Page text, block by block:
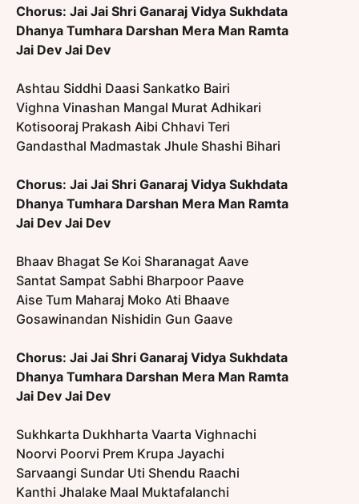
Chorus: Jai Jai Shri Ganaraj Vidya Sukhdata
Dhanya Tumhara Darshan Mera Man Ramta
Jai Dev Jai Dev
Ashtau Siddhi Daasi Sankatko Bairi
Vighna Vinashan Mangal Murat Adhikari
Kotisooraj Prakash Aibi Chhavi Teri
Gandasthal Madmastak Jhule Shashi Bihari
Chorus: Jai Jai Shri Ganaraj Vidya Sukhdata
Dhanya Tumhara Darshan Mera Man Ramta
Jai Dev Jai Dev
Bhaav Bhagat Se Koi Sharanagat Aave
Santat Sampat Sabhi Bharpoor Paave
Aise Tum Maharaj Moko Ati Bhaave
Gosawinandan Nishidin Gun Gaave
Chorus: Jai Jai Shri Ganaraj Vidya Sukhdata
Dhanya Tumhara Darshan Mera Man Ramta
Jai Dev Jai Dev
Sukhkarta Dukhharta Vaarta Vighnachi
Noorvi Poorvi Prem Krupa Jayachi
Sarvaangi Sundar Uti Shendu Raachi
Kanthi Jhalake Maal Muktafalanchi